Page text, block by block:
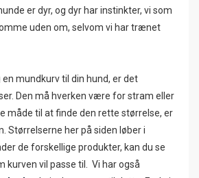
er dyr, og dyr har instinkter, vi som
uden om, selvom vi har trænet
mundkurv til din hund, er det
Den må hverken være for stram eller
måde til at finde den rette størrelse, er
Størrelserne her på siden løber i
de forskellige produkter, kan du se
kurven vil passe til. Vi har også